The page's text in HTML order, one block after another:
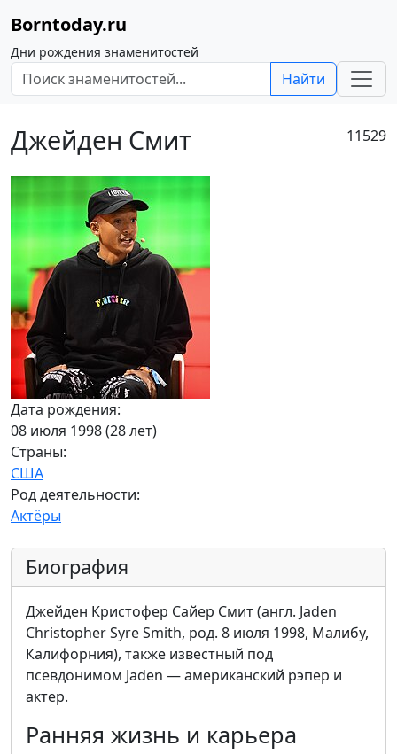
Borntoday.ru
Дни рождения знаменитостей
Найти
Джейден Смит 11529
Дата рождения:
08 июля 1998 (28 лет)
Страны:
США
Род деятельности:
Актёры
Биография
Джейден Кристофер Сайер Смит (англ. Jaden
Christopher Syre Smith, род. 8 июля 1998, Малибу,
Калифорния), также известный под
псевдонимом Jaden — американский рэпер и
актер.
Ранняя жизнь и карьера